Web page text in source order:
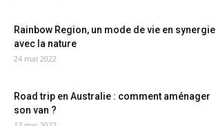
Rainbow Region, un mode de vie en synergie
avec la nature
24 mai 2022
Road trip en Australie : comment aménager
son van ?